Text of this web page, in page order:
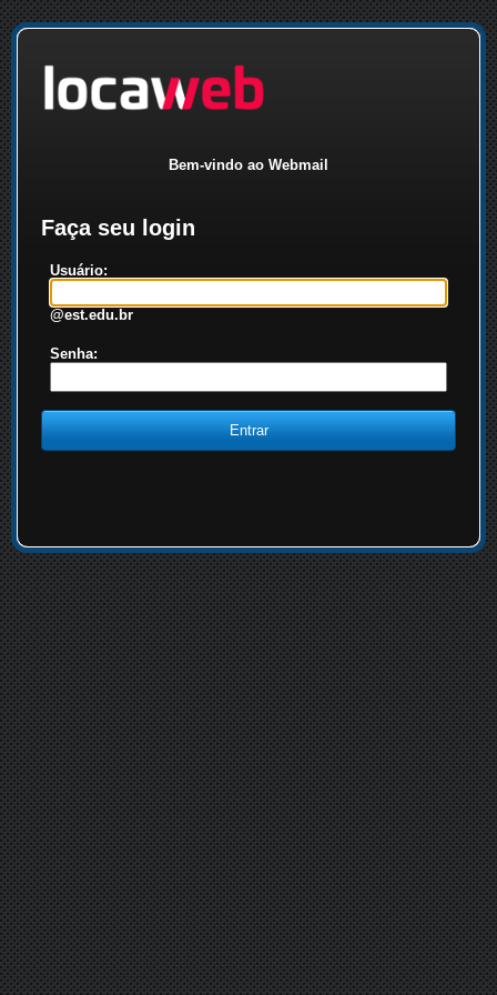
Bem-vindo ao Webmail
Faça seu login
Usuário:
@est.edu.br
Senha: